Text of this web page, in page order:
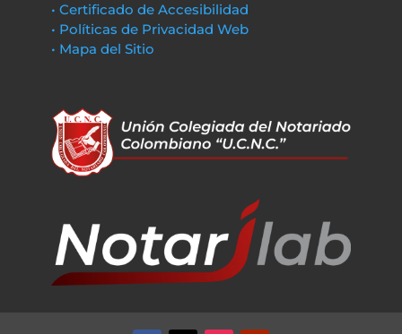
• Certificado de Accesibilidad
• Políticas de Privacidad Web
• Mapa del Sitio